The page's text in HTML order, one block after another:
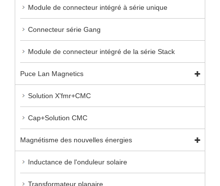
Module de connecteur intégré à série unique
Connecteur série Gang
Module de connecteur intégré de la série Stack
Puce Lan Magnetics
Solution X'fmr+CMC
Cap+Solution CMC
Magnétisme des nouvelles énergies
Inductance de l'onduleur solaire
Transformateur planaire